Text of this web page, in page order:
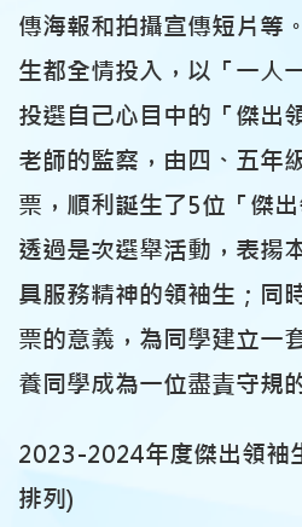
傳海報和拍攝宣傳短片等
生都全情投入，以「一人
投選自己心目中的「傑出
老師的監察，由四、五年
票，順利誕生了5位「傑
透過是次選舉活動，表揚
具服務精神的領袖生；同
票的意義，為同學建立一
養同學成為一位盡責守規
2023-2024年度傑出領袖
排列)